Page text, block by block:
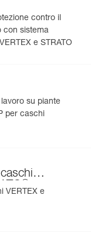
data di
contro il
con sistema
e STRATO
su piante
per caschi
VERTEX e